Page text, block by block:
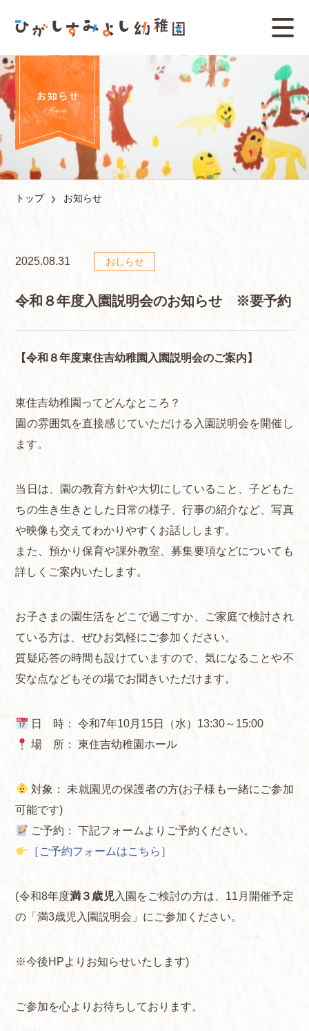
トップ お知らせ
2025.08.31 おしらせ
令和８年度入園説明会のお知らせ ※要予約
【令和８年度東住吉幼稚園入園説明会のご案内】
東住吉幼稚園ってどんなところ？
園の雰囲気を直接感じていただける入園説明会を開催し
ます。
当日は、園の教育方針や大切にしていること、子どもた
ちの生き生きとした日常の様子、行事の紹介など、写真
や映像も交えてわかりやすくお話しします。
また、預かり保育や課外教室、募集要項などについても
詳しくご案内いたします。
お子さまの園生活をどこで過ごすか、ご家庭で検討され
ている方は、ぜひお気軽にご参加ください。
質疑応答の時間も設けていますので、気になることや不
安な点などもその場でお聞きいただけます。
日 時： 令和7年10月15日（水）13:30～15:00
場 所： 東住吉幼稚園ホール
対象： 未就園児の保護者の方(お子様も一緒にご参加
可能です)
ご予約： 下記フォームよりご予約ください。
［ご予約フォームはこちら］
(令和8年度満３歳児入園をご検討の方は、11月開催予定
の「満3歳児入園説明会」にご参加ください。
※今後HPよりお知らせいたします)
ご参加を心よりお待ちしております。